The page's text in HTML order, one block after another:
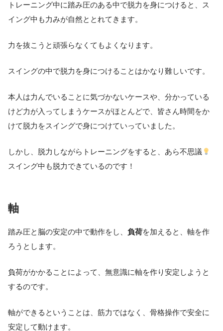
トレーニング中に踏み圧のある中で脱力を身につけると、ス
イング中も力みが自然ととれてきます。
力を抜こうと頑張らなくてもよくなります。
スイングの中で脱力を身につけることはかなり難しいです。
本人は力んでいることに気づかないケースや、分かっている
けど力が入ってしまうケースがほとんどで、皆さん時間をか
けて脱力をスイングで身につけていっていました。
しかし、脱力しながらトレーニングをすると、あら不思議
スイング中も脱力できているのです！
軸
踏み圧と脳の安定の中で動作をし、 負荷を加えると、軸を作
ろうとします。
負荷がかかることによって、無意識に軸を作り安定しようと
するのです。
軸ができるということは、筋力ではなく、骨格操作で安全に
安定して動けます。